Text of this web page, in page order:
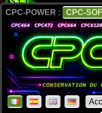
CPC-POWER : CPC-